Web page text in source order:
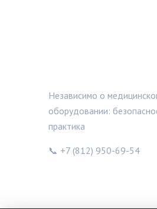
Независимо о
оборудовании:
практика
📞 +7 (812) 950-69-54